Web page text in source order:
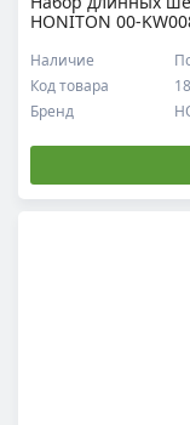
HONITON 00-
Код товара
Наличие
Бренд